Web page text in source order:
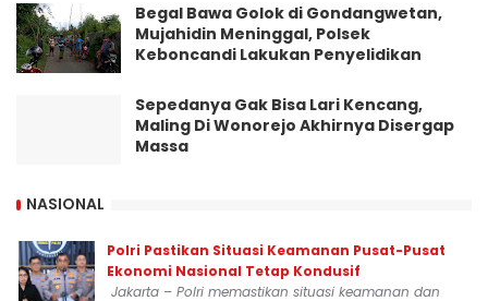
Begal Bawa Golok di Gondangwetan,
Mujahidin Meninggal, Polsek
Keboncandi Lakukan Penyelidikan
Sepedanya Gak Bisa Lari Kencang,
Maling Di Wonorejo Akhirnya Disergap
Massa
NASIONAL
Polri Pastikan Situasi Keamanan Pusat-Pusat
Ekonomi Nasional Tetap Kondusif
Jakarta – Polri memastikan situasi keamanan dan